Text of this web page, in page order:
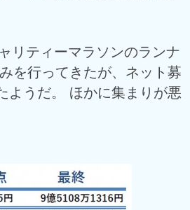
リティーマラソンのランナ
を行ってきたが、ネット募
ようだ。 ほかに集まりが悪